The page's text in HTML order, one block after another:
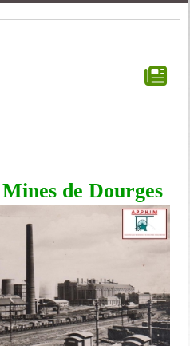
de Dourges